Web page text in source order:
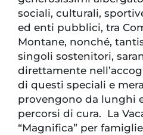
sociali, culturali,
ed enti pubblici, tra
Montane, nonché,
singoli sostenitori,
direttamente
di questi speciali e
provengono da lunghi
percorsi di cura. La
“Magnifica” per